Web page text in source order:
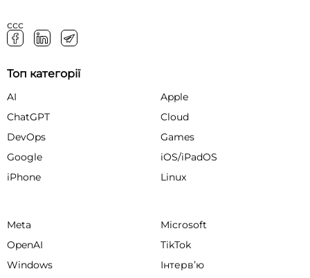
ссс
Топ категорії
AI
Apple
ChatGPT
Cloud
DevOps
Games
Google
iOS/iPadOS
iPhone
Linux
Meta
Microsoft
OpenAI
TikTok
Windows
Інтервʼю